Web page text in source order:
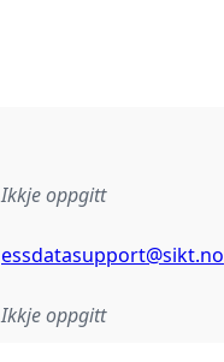
Ikkje oppgitt
essdatasupport@sikt.no
Ikkje oppgitt